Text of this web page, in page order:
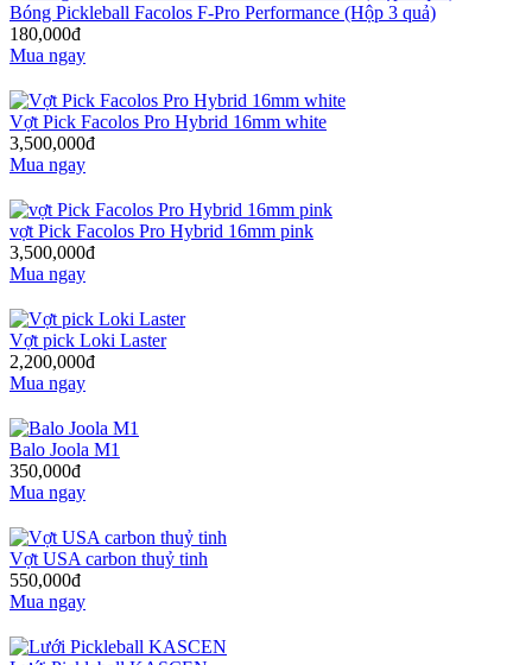
Bóng Pickleball Facolos F-Pro Performance (Hộp 3 quả)
180,000đ
Mua ngay
Vợt Pick Facolos Pro Hybrid 16mm white
3,500,000đ
Mua ngay
vợt Pick Facolos Pro Hybrid 16mm pink
3,500,000đ
Mua ngay
Vợt pick Loki Laster
2,200,000đ
Mua ngay
Balo Joola M1
350,000đ
Mua ngay
Vợt USA carbon thuỷ tinh
550,000đ
Mua ngay